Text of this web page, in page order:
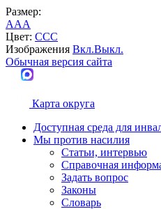
Размер:
AAA
Цвет: CCC
Изображения Вкл.Выкл.
Обычная версия сайта
Карта округа
Доступная среда для
Мы против насилия
Статьи, интервью
Справочная
Задать вопрос
Законы
Словарь